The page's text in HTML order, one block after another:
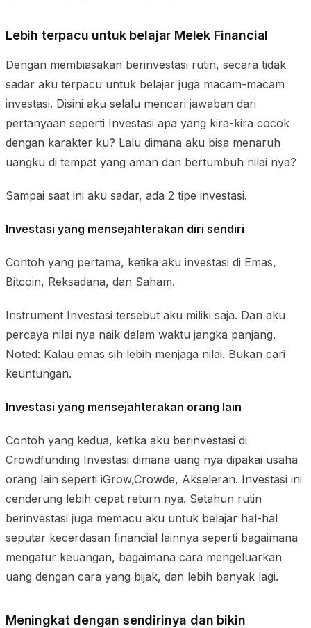
Lebih terpacu untuk belajar Melek Financial
Dengan membiasakan berinvestasi rutin, secara tidak
sadar aku terpacu untuk belajar juga macam-macam
investasi. Disini aku selalu mencari jawaban dari
pertanyaan seperti Investasi apa yang kira-kira cocok
dengan karakter ku? Lalu dimana aku bisa menaruh
uangku di tempat yang aman dan bertumbuh nilai nya?
Sampai saat ini aku sadar, ada 2 tipe investasi.
Investasi yang mensejahterakan diri sendiri
Contoh yang pertama, ketika aku investasi di Emas,
Bitcoin, Reksadana, dan Saham.
Instrument Investasi tersebut aku miliki saja. Dan aku
percaya nilai nya naik dalam waktu jangka panjang.
Noted: Kalau emas sih lebih menjaga nilai. Bukan cari
keuntungan.
Investasi yang mensejahterakan orang lain
Contoh yang kedua, ketika aku berinvestasi di
Crowdfunding Investasi dimana uang nya dipakai usaha
orang lain seperti iGrow,Crowde, Akseleran. Investasi ini
cenderung lebih cepat return nya. Setahun rutin
berinvestasi juga memacu aku untuk belajar hal-hal
seputar kecerdasan financial lainnya seperti bagaimana
mengatur keuangan, bagaimana cara mengeluarkan
uang dengan cara yang bijak, dan lebih banyak lagi.
Meningkat dengan sendirinya dan bikin